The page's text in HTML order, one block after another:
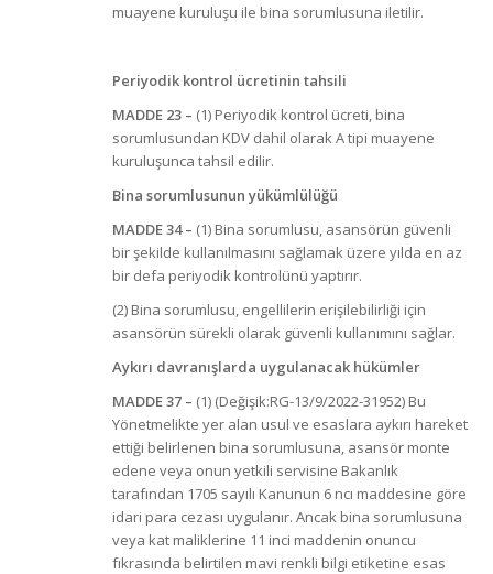
muayene kuruluşu ile bina sorumlusuna iletilir.
Periyodik kontrol ücretinin tahsili
MADDE 23 – (1) Periyodik kontrol ücreti, bina
sorumlusundan KDV dahil olarak A tipi muayene
kuruluşunca tahsil edilir.
Bina sorumlusunun yükümlülüğü
MADDE 34– (1) Bina sorumlusu, asansörün güvenli
bir şekilde kullanılmasını sağlamak üzere yılda en az
bir defa periyodik kontrolünü yaptırır.
(2) Bina sorumlusu, engellilerin erişilebilirliği için
asansörün sürekli olarak güvenli kullanımını sağlar.
Aykırı davranışlarda uygulanacak hükümler
MADDE 37 – (1) (Değişik:RG-13/9/2022-31952) Bu
Yönetmelikte yer alan usul ve esaslara aykırı hareket
ettiği belirlenen bina sorumlusuna, asansör monte
edene veya onun yetkili servisine Bakanlık
tarafından 1705 sayılı Kanunun 6 ncı maddesine göre
idari para cezası uygulanır. Ancak bina sorumlusuna
veya kat maliklerine 11 inci maddenin onuncu
fıkrasında belirtilen mavi renkli bilgi etiketine esas